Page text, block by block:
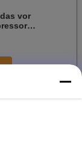
vor